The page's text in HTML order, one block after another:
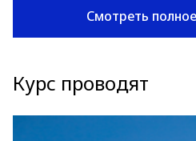
Смотреть
Курс проводят